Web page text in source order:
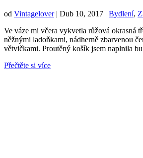
od Vintagelover| Dub 10, 2017 | Bydlení,
Ve váze mi včera vykvetla růžová okrasná
něžnými ladoňkami, nádherně zbarvenou
větvičkami. Proutěný košík jsem naplnila
Přečtěte si více